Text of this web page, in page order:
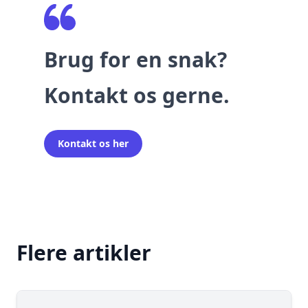
Brug for en snak?
Kontakt os gerne.
Kontakt os her
Flere artikler